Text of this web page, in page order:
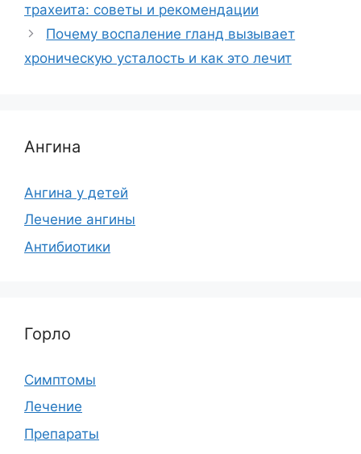
трахеита: советы и рекомендации
Почему воспаление гланд вызывает
хроническую усталость и как это лечит
Ангина
Ангина у детей
Лечение ангины
Антибиотики
Горло
Симптомы
Лечение
Препараты